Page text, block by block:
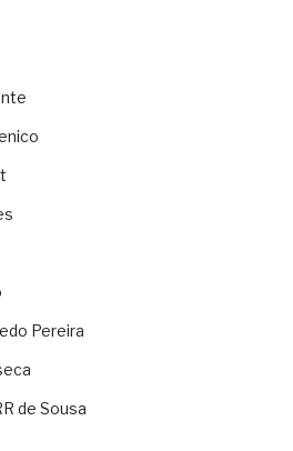
Pereira
de Sousa